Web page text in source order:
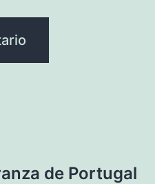
de Portugal